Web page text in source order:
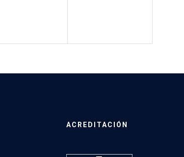
ACREDITACIÓN